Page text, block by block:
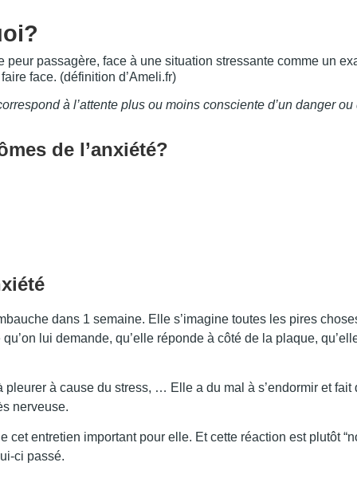
peur passagère, face à une situation stressante comme un
face. (définition d’Ameli.fr)
à l’attente plus ou moins consciente d’un danger
de l’anxiété?
dans 1 semaine. Elle s’imagine toutes les pires
lui demande, qu’elle réponde à côté de la plaque,
pleurer à cause du stress, … Elle a du mal à s’endormir et
nerveuse.
cet entretien important pour elle. Et cette réaction est plutôt
ci passé.